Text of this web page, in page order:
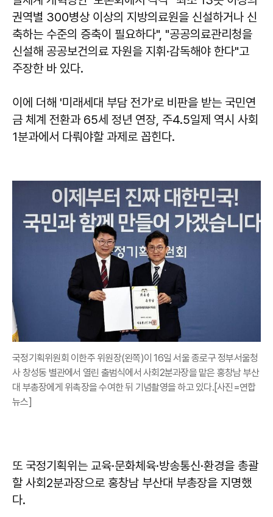
권역별 300병상 이상의 지방의료원을 신설하거나 신
축하는 수준의 증축이 필요하다", "공공의료관리청을
신설해 공공보건의료 자원을 지휘·감독해야 한다"고
주장한 바 있다.
이에 더해 '미래세대 부담 전가'로 비판을 받는 국민연
금 체계 전환과 65세 정년 연장, 주4.5일제 역시 사회
1분과에서 다뤄야할 과제로 꼽힌다.
국정기획위원회 이한주 위원장(왼쪽)이 16일 서울 종로구 정부서울청
사 창성동 별관에서 열린 출범식에서 사회2분과장을 맡은 홍창남 부산
대 부총장에게 위촉장을 수여한 뒤 기념촬영을 하고 있다.[사진=연합
뉴스]
또 국정기획위는 교육·문화체육·방송통신·환경을 총괄
할 사회2분과장으로 홍창남 부산대 부총장을 지명했
다.